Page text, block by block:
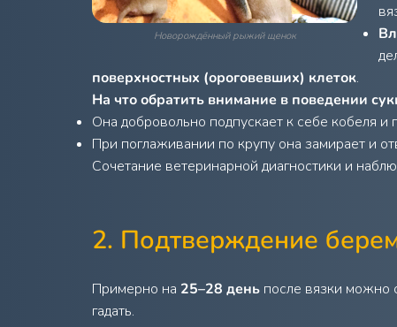
Новорождённый рыжий щенок
поверхностных (ороговевших) клеток.
На что обратить внимание в поведении
Она добровольно подпускает к себе кобеля и
При поглаживании по крупу она замирает и
Сочетание ветеринарной диагностики и
2. Подтверждение
Примерно на 25–28 день после вязки можно
гадать.